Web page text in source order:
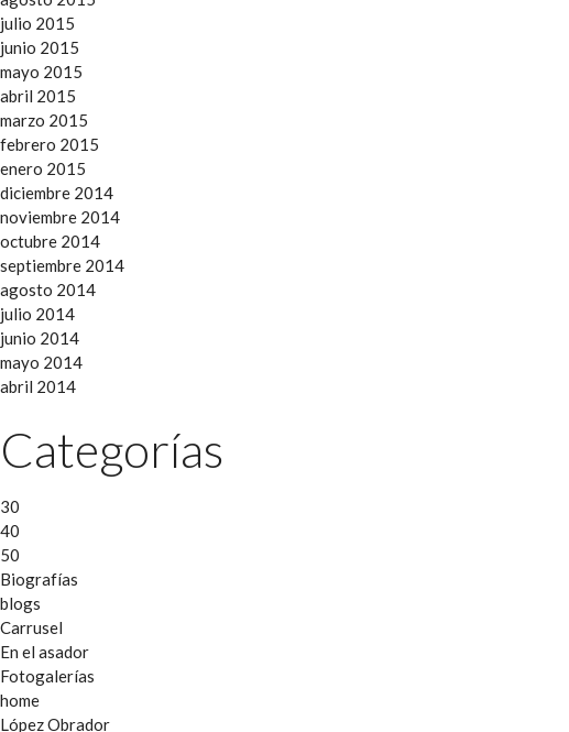
julio 2015
junio 2015
mayo 2015
abril 2015
marzo 2015
febrero 2015
enero 2015
diciembre 2014
noviembre 2014
octubre 2014
septiembre 2014
agosto 2014
julio 2014
junio 2014
mayo 2014
abril 2014
Categorías
30
40
50
Biografías
blogs
Carrusel
En el asador
Fotogalerías
home
López Obrador